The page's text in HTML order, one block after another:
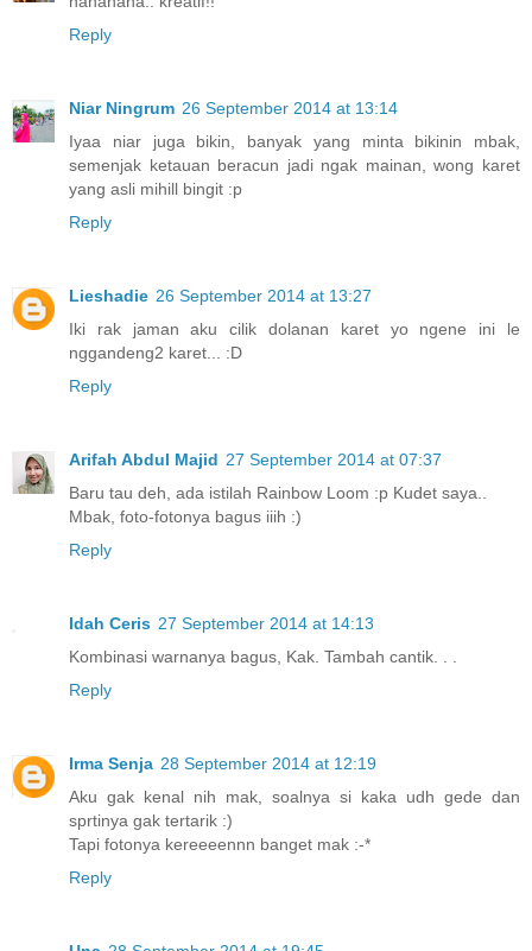
Reply
Niar Ningrum 26 September 2014 at 13:14
Iyaa niar juga bikin, banyak yang minta bikinin mbak,
semenjak ketauan beracun jadi ngak mainan, wong karet
yang asli mihill bingit :p
Reply
Lieshadie 26 September 2014 at 13:27
Iki rak jaman aku cilik dolanan karet yo ngene ini le
nggandeng2 karet... :D
Reply
Arifah Abdul Majid 27 September 2014 at 07:37
Baru tau deh, ada istilah Rainbow Loom :p Kudet saya..
Mbak, foto-fotonya bagus iiih :)
Reply
Idah Ceris 27 September 2014 at 14:13
Kombinasi warnanya bagus, Kak. Tambah cantik. . .
Reply
Irma Senja 28 September 2014 at 12:19
Aku gak kenal nih mak, soalnya si kaka udh gede dan
sprtinya gak tertarik :)
Tapi fotonya kereeeennn banget mak :-*
Reply